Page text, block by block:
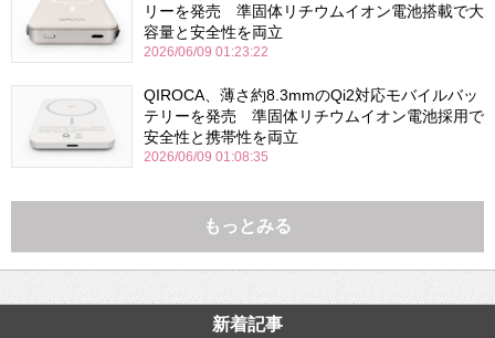
リーを発売 準固体リチウムイオン電池搭載で大
容量と安全性を両立
2026/06/09 01:23:22
QIROCA、薄さ約8.3mmのQi2対応モバイルバッ
テリーを発売 準固体リチウムイオン電池採用で
安全性と携帯性を両立
2026/06/09 01:08:35
もっとみる
新着記事